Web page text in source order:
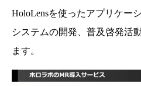
HoloLensを使ったアプリケー
システムの開発、普及啓発活
ます。